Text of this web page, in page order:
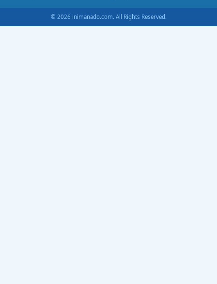
© 2026 inimanado.com. All Rights Reserved.